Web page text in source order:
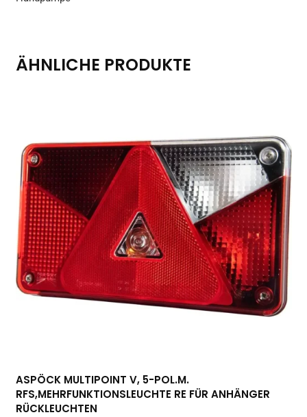
ÄHNLICHE PRODUKTE
ASPÖCK MULTIPOINT V, 5-POL.M.
RFS,MEHRFUNKTIONSLEUCHTE RE FÜR ANHÄNGER
RÜCKLEUCHTEN